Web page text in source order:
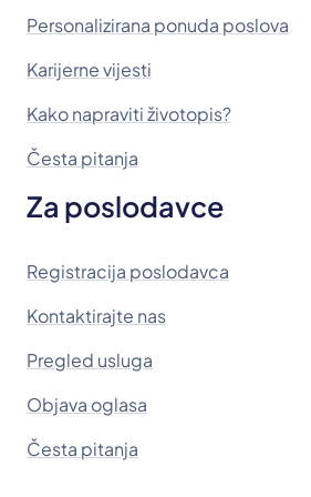
Personalizirana ponuda poslova
Karijerne vijesti
Kako napraviti životopis?
Česta pitanja
Za poslodavce
Registracija poslodavca
Kontaktirajte nas
Pregled usluga
Objava oglasa
Česta pitanja